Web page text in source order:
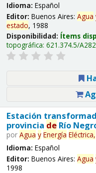
Idioma: Español
Editor: Buenos Aires: Agua
estado, 1988
Disponibilidad: Ítems
topográfica: 621.374.5/
Estación
provincia deRío
por Agua y Energía Eléctrica,
Idioma: Español
Editor: Buenos Aires: Agua
1998